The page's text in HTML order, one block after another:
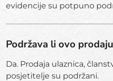
evidencije su potpuno
Podržava li ovo
Da. Prodaja ulaznica,
posjetitelje su podržani.